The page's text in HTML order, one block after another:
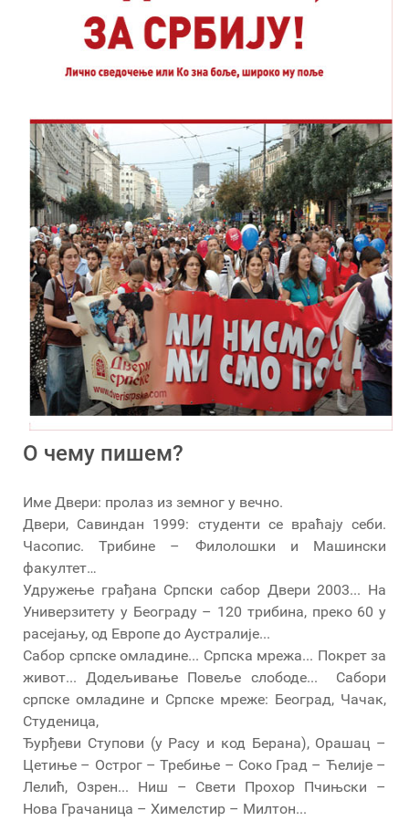
О чему пишем?
Име Двери: пролаз из земног у вечно.
Двери, Савиндан 1999: студенти се враћају себи.
Часопис. Трибине – Филолошки и Машински
факултет…
Удружење грађана Српски сабор Двери 2003... На
Универзитету у Београду – 120 трибина, преко 60 у
расејању, од Европе до Аустралије...
Сабор српске омладине... Српска мрежа... Покрет за
живот... Додељивање Повеље слободе... Сабори
српске омладине и Српске мреже: Београд, Чачак,
Студеница,
Ђурђеви Ступови (у Расу и код Берана), Орашац –
Цетиње – Острог – Требиње – Соко Град – Ћелије –
Лелић, Озрен... Ниш – Свети Прохор Пчињски –
Нова Грачаница – Химелстир – Милтон...